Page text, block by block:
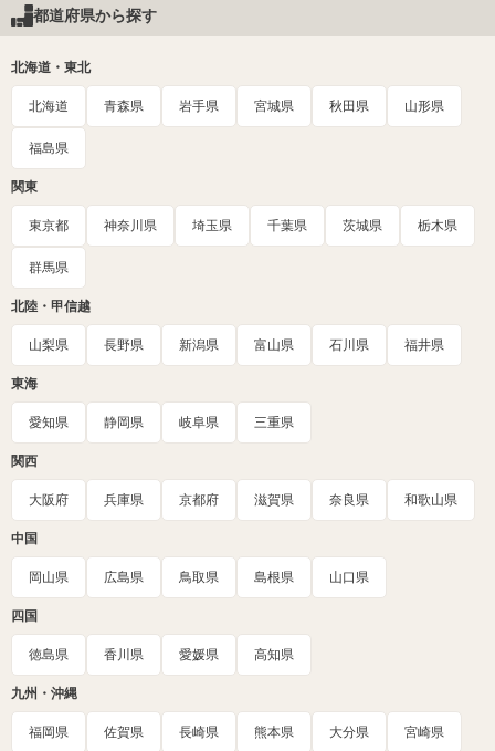
都道府県から探す
北海道・東北
北海道 青森県 岩手県 宮城県 秋田県 山形県
福島県
関東
東京都 神奈川県 埼玉県 千葉県 茨城県 栃木県
群馬県
北陸・甲信越
山梨県 長野県 新潟県 富山県 石川県 福井県
東海
愛知県 静岡県 岐阜県 三重県
関西
大阪府 兵庫県 京都府 滋賀県 奈良県 和歌山県
中国
岡山県 広島県 鳥取県 島根県 山口県
四国
徳島県 香川県 愛媛県 高知県
九州・沖縄
福岡県 佐賀県 長崎県 熊本県 大分県 宮崎県